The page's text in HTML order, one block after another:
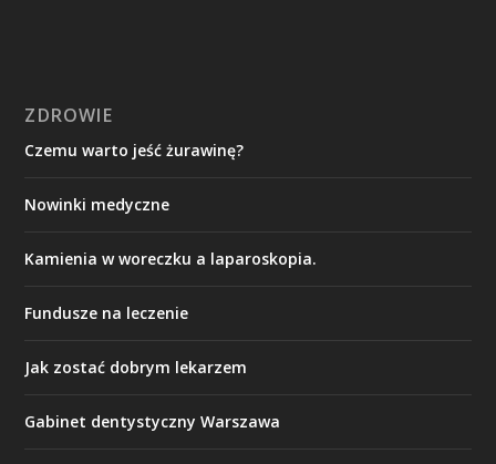
ZDROWIE
Czemu warto jeść żurawinę?
Nowinki medyczne
Kamienia w woreczku a laparoskopia.
Fundusze na leczenie
Jak zostać dobrym lekarzem
Gabinet dentystyczny Warszawa